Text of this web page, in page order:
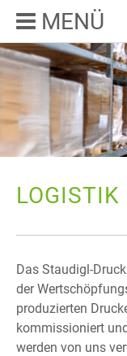
MENÜ
LOGISTIK
Das Staudigl-
der
produzierten
kommissioniert
werden von uns